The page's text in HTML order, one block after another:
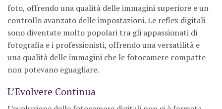
foto, offrendo una qualità delle immagini superiore e un
controllo avanzato delle impostazioni. Le reflex digitali
sono diventate molto popolari tra gli appassionati di
fotografia e i professionisti, offrendo una versatilità e
una qualità delle immagini che le fotocamere compatte
non potevano eguagliare.
L’Evolvere Continua